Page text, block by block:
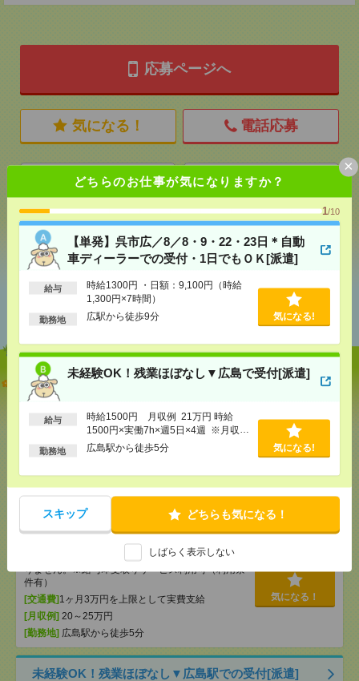
どちらのお仕事が気になりますか？
1/10
【単発】呉市広／8／8・9・22・23日＊自動
車ディーラーでの受付・1日でもＯＫ[派遣]
給与
時給1300円 ・日額：9,100円（時給
1,300円×7時間）
勤務地 広駅から徒歩9分 気になる!
未経験OK！残業ほぼなし▼広島で受付[派遣]
給与
時給1500円 月収例 21万円 時給
1500円×実働7h×週5日×4週 ※月収例
を保証するものではありません。※給
勤務地 広島駅から徒歩5分 気になる!
スキップ どちらも気になる！
しばらく表示しない
×
応募ページへ
気になる！ 電話応募
メール で送る LINEで送る
シェア ブックマーク
あなたの閲覧履歴からの
おすすめ
【単発】呉市広／8／8・9・22・23日＊自動車ディー
ラーでの受付・1日でもＯＫ[派遣]
[給 与]時給1300円 ・日額：9,100円（時給1,300
[交通費]・自転車通勤可 ・車通勤可(駐車場無料)
[勤務地]広駅から徒歩9分
気になる！
未経験OK！残業ほぼなし▼広島で受付[派遣]
時給1500円 月収例 21万円 時給1500円×
実働7h×週5日×4週 ※月収例を保証するものではあ
りません。※給与即受取りサービス利用可（利用条
件有）
[交通費] 1ヶ月3万円を上限として実費支給
[月収例] 20～25万円
[勤務地] 広島駅から徒歩5分
気になる！
未経験OK！残業ほぼなし▼広島駅での受付[派遣]